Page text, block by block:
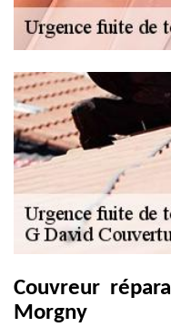
Couvreur
Morgny